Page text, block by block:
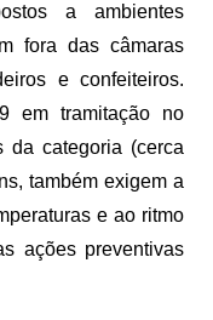
a ambientes
fora das câmaras
e confeiteiros.
em tramitação no
da categoria (cerca
também exigem a
e ao ritmo
ações preventivas